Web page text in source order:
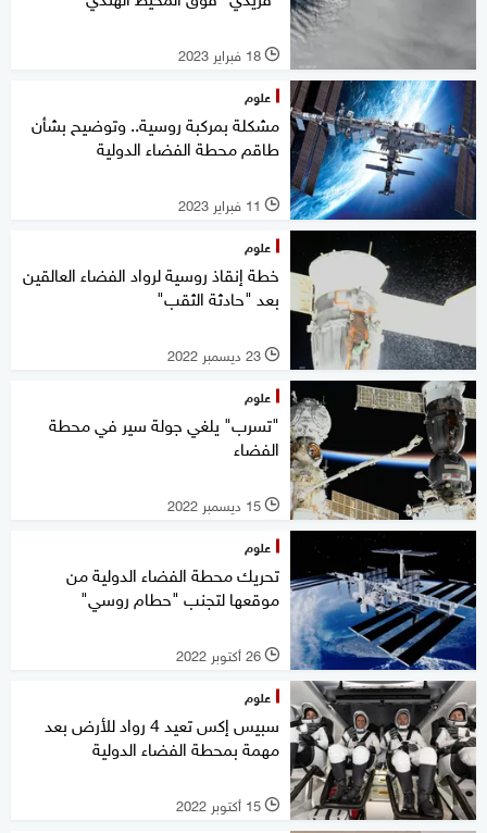
l 18 فبراير 2023
علوم
مشكلة بمركبة روسية.. وتوضيح بشأن
طاقم محطة الفضاء الدولية
l 11 فبراير 2023
علوم
خطة إنقاذ روسية لرواد الفضاء العالقين
بعد "حادثة الثقب"
l 23 ديسمبر 2022
علوم
"تسرب" يلغي جولة سير في محطة
الفضاء
l 15 ديسمبر 2022
علوم
تحريك محطة الفضاء الدولية من
موقعها لتجنب "حطام روسي"
l 26 أكتوبر 2022
علوم
سبيس إكس تعيد 4 رواد للأرض بعد
مهمة بمحطة الفضاء الدولية
l 15 أكتوبر 2022